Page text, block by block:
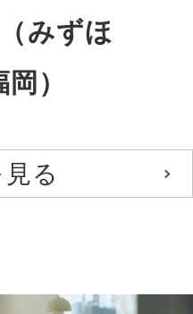
みずほ
）
る